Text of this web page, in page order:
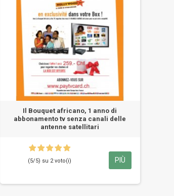
Il Bouquet africano, 1 anno di
abbonamento tv senza canali delle
antenne satellitari
(5/5) su 2 voto(i) PIÙ